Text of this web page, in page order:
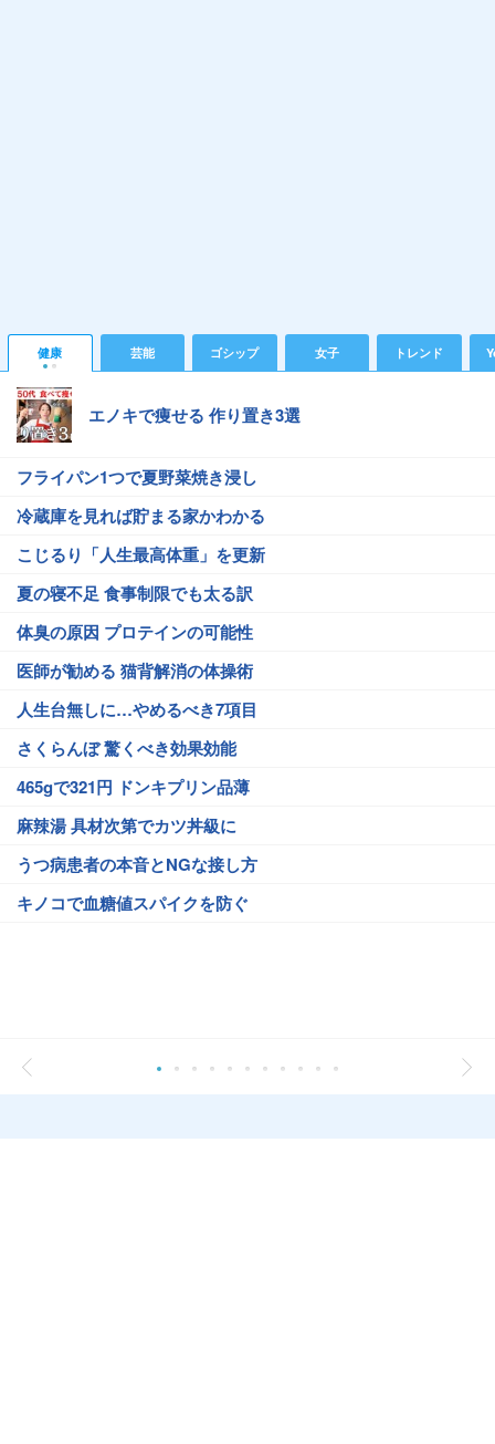
健康 芸能 ゴシップ 女子 トレンド
エノキで痩せる 作り置き3選
フライパン1つで夏野菜焼き浸し
冷蔵庫を見れば貯まる家かわかる
こじるり「人生最高体重」を更新
夏の寝不足 食事制限でも太る訳
体臭の原因 プロテインの可能性
医師が勧める 猫背解消の体操術
人生台無しに…やめるべき7項目
さくらんぼ 驚くべき効果効能
465gで321円 ドンキプリン品薄
麻辣湯 具材次第でカツ丼級に
うつ病患者の本音とNGな接し方
キノコで血糖値スパイクを防ぐ